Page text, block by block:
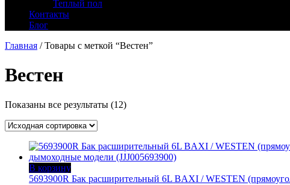
Теплый пол
Контакты
Блог
Главная / Товары с меткой “Вестен”
Вестен
Показаны все результаты (12)
В корзину
5693900R Бак расширительный 6L BAXI / WESTEN